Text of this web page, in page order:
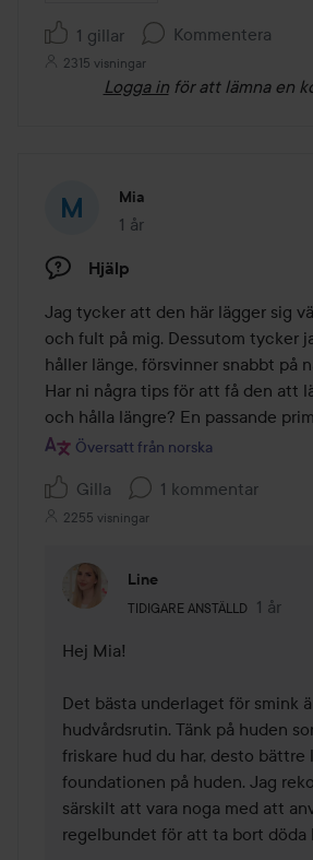
1 gillar Kommentera
2315 visningar
Logga in för att lämna en
Mia
1 år
Inlägget skapades 1 år
Hjälp
Jag tycker att den här lägger sig
och fult på mig. Dessutom tycker
håller länge, försvinner snabbt på
Har ni några tips för att få den att
och hålla längre? En passande
Översatt från norska
Gilla 1 kommentar
2255 visningar
Line
TIDIGARE ANSTÄLLD
Användarens roll: 1 år
Hej Mia!
Det bästa underlaget för smink
hudvårdsrutin. Tänk på huden
friskare hud du har, desto bättre
foundationen på huden. Jag
särskilt att vara noga med att
regelbundet för att ta bort döda